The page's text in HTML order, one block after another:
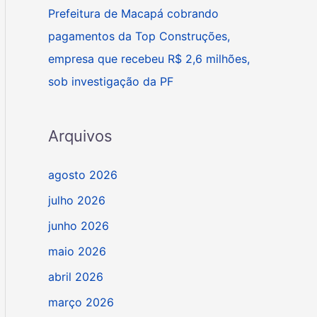
Prefeitura de Macapá cobrando
pagamentos da Top Construções,
empresa que recebeu R$ 2,6 milhões,
sob investigação da PF
Arquivos
agosto 2026
julho 2026
junho 2026
maio 2026
abril 2026
março 2026